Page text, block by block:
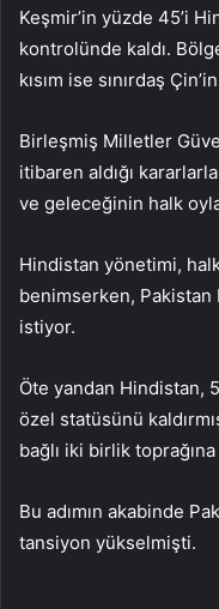
Keşmir’in yüzde 45’i
kontrolünde kaldı.
kısım ise sınırdaş
Birleşmiş Milletler
itibaren aldığı kararlarla
ve geleceğinin halk
Hindistan yönetimi,
benimserken, Pakistan
istiyor.
Öte yandan Hindistan,
özel statüsünü
bağlı iki birlik
Bu adımın akabinde
tansiyon yükselmişti.